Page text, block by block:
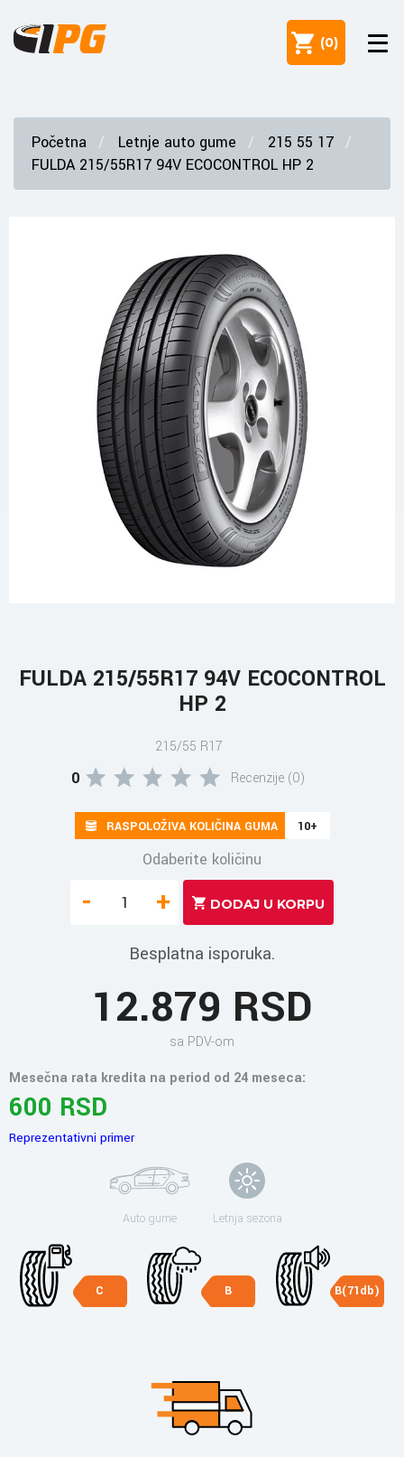
(0)
Početna Letnje auto gume
215 55 17
FULDA 215/55R17 94V ECOCONTROL HP 2
FULDA 215/55R17 94V ECOCONTROL
HP 2
215/55 R17
0 Recenzije (0)
RASPOLOŽIVA KOLIČINA GUMA 10+
Odaberite količinu
- +
Besplatna isporuka.
12.879 RSD
sa PDV-om
Mesečna rata kredita na period od 24 meseca:
600 RSD
Reprezentativni primer
Auto gume Letnja sezona
C B B(71db)